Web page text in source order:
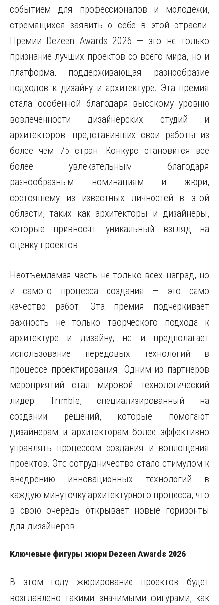
событием для профессионалов и молодежи,
стремящихся заявить о себе в этой отрасли.
Премии Dezeen Awards 2026 — это не только
признание лучших проектов со всего мира, но и
платформа, поддерживающая разнообразие
подходов к дизайну и архитектуре. Эта премия
стала особенной благодаря высокому уровню
вовлеченности дизайнерских студий и
архитекторов, представивших свои работы из
более чем 75 стран. Конкурс становится все
более увлекательным благодаря
разнообразным номинациям и жюри,
состоящему из известных личностей в этой
области, таких как архитекторы и дизайнеры,
которые привносят уникальный взгляд на
оценку проектов.
Неотъемлемая часть не только всех наград, но
и самого процесса создания — это само
качество работ. Эта премия подчеркивает
важность не только творческого подхода к
архитектуре и дизайну, но и предполагает
использование передовых технологий в
процессе проектирования. Одним из партнеров
мероприятий стал мировой технологический
лидер Trimble, специализированный на
создании решений, которые помогают
дизайнерам и архитекторам более эффективно
управлять процессом создания и воплощения
проектов. Это сотрудничество стало стимулом к
внедрению инновационных технологий в
каждую минуточку архитектурного процесса, что
в свою очередь открывает новые горизонты
для дизайнеров.
Ключевые фигуры жюри Dezeen Awards 2026
В этом году жюрирование проектов будет
возглавлено такими значимыми фигурами, как